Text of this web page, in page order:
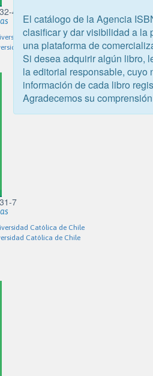
4
Católica de Chile
Católica de Chile
7
Católica de Chile
Católica de Chile
El catálogo de la Agencia
clasificar y dar visibilidad a la
una plataforma de
Si desea adquirir algún libro,
la editorial responsable, cuyo
información de cada libro
Agradecemos su